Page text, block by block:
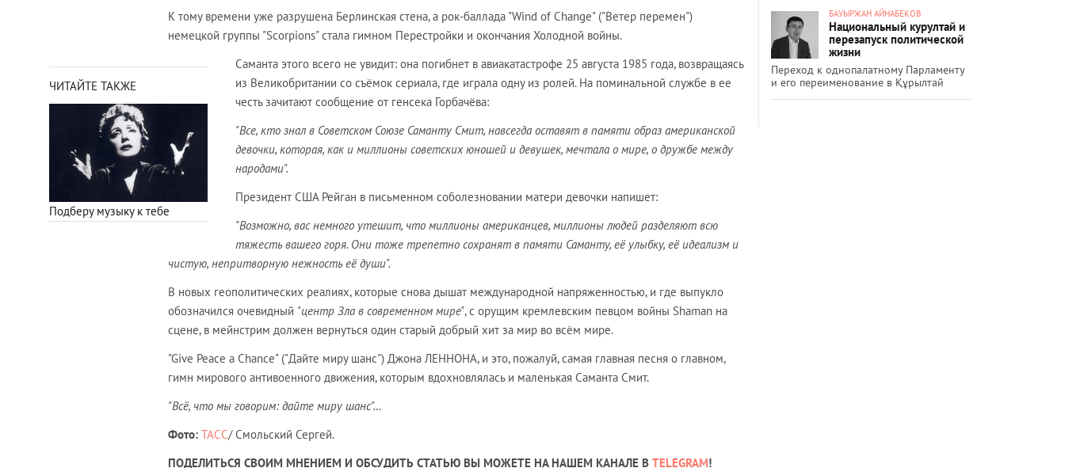
К тому времени уже разрушена Берлинская стена, а рок-баллада "Wind of Change" ("Ветер перемен")
немецкой группы "Scorpions" стала гимном Перестройки и окончания Холодной войны.
ЧИТАЙТЕ ТАКЖЕ
Подберу музыку к тебе
Саманта этого всего не увидит: она погибнет в авиакатастрофе 25 августа 1985 года, возвращаясь
из Великобритании со съёмок сериала, где играла одну из ролей. На поминальной службе в ее
честь зачитают сообщение от генсека Горбачёва:
"Все, кто знал в Советском Союзе Саманту Смит, навсегда оставят в памяти образ американской
девочки, которая, как и миллионы советских юношей и девушек, мечтала о мире, о дружбе между
народами".
Президент США Рейган в письменном соболезновании матери девочки напишет:
"Возможно, вас немного утешит, что миллионы американцев, миллионы людей разделяют всю
тяжесть вашего горя. Они тоже трепетно сохранят в памяти Саманту, её улыбку, её идеализм и
чистую, непритворную нежность её души".
В новых геополитических реалиях, которые снова дышат международной напряженностью, и где выпукло
обозначился очевидный "центр Зла в современном мире", с орущим кремлевским певцом войны Shaman на
сцене, в мейнстрим должен вернуться один старый добрый хит за мир во всём мире.
"Give Peace a Chance" ("Дайте миру шанс") Джона ЛЕННОНА, и это, пожалуй, самая главная песня о главном,
гимн мирового антивоенного движения, которым вдохновлялась и маленькая Саманта Смит.
"Всё, что мы говорим: дайте миру шанс"…
Фото: ТАСС/ Смольский Сергей.
ПОДЕЛИТЬСЯ СВОИМ МНЕНИЕМ И ОБСУДИТЬ СТАТЬЮ ВЫ МОЖЕТЕ НА НАШЕМ КАНАЛЕ В TELEGRAM!
БАУЫРЖАН АЙНАБЕКОВ
Национальный курултай и
перезапуск политической
жизни
Переход к однопалатному Парламенту
и его переименование в Құрылтай